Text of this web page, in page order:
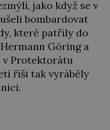
jako když se v
bombardovat
které patřily do
Göring a
v Protektorátu
říši tak vyráběly